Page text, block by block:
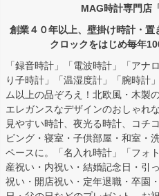
MAG時計専門店
創業４０年以上、壁掛け時計・置
クロックをはじめ毎年
「録音時計」「電波時計」「アナ
り子時計」「温湿度計」「腕時計
ム以上の品ぞろえ！北欧風・木製
エレガンスなデザインのおしゃれ
見やすい時計、夜光る時計、コチ
ビング・寝室・子供部屋・和室・
ペースに。「名入れ時計」「フォ
産祝い・内祝い・結婚記念日・引
祝い・開店祝い・定年退職・卒園